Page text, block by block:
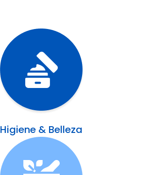
Higiene & Belleza